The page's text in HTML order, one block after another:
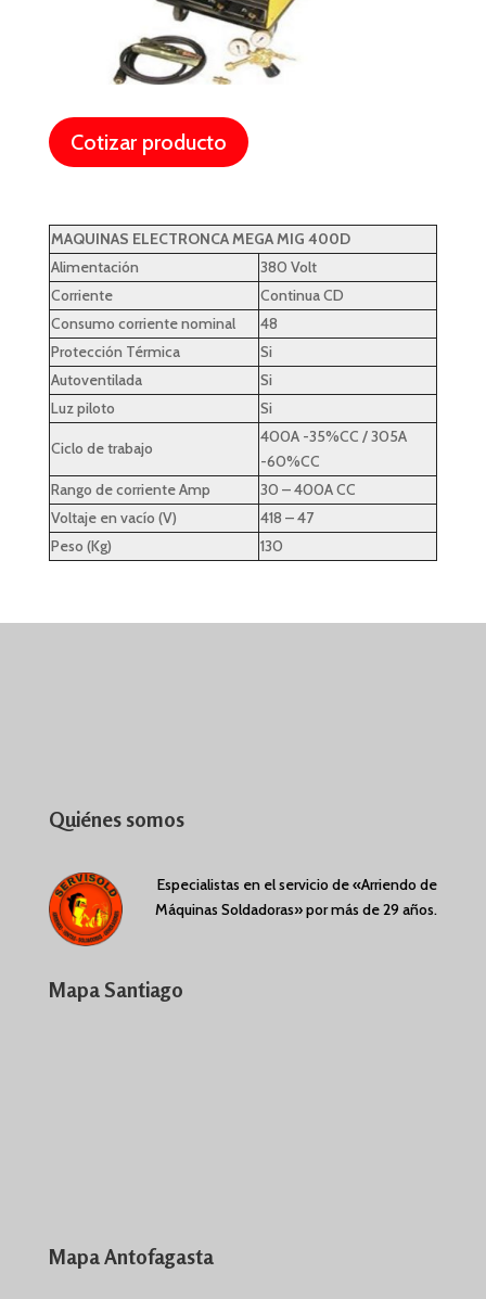
Cotizar producto
MAQUINAS ELECTRONCA MEGA MIG 400D
Alimentación
380 Volt
Corriente
Continua CD
Consumo corriente nominal
48
Protección Térmica
Si
Autoventilada
Si
Luz piloto
Si
Ciclo de trabajo
400A -35%CC / 305A
-60%CC
Rango de corriente Amp
30 – 400A CC
Voltaje en vacío (V)
418 – 47
Peso (Kg)
130
Quiénes somos
Especialistas en el servicio de «Arriendo de
Máquinas Soldadoras» por más de 29 años.
Mapa Santiago
Mapa Antofagasta